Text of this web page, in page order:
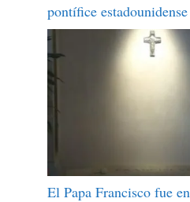
pontífice estadounidense
El Papa Francisco fue